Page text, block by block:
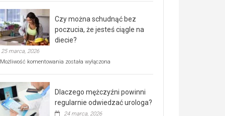
bezpłatna
akcja
profilaktyczna
w
już
kwietnia!
Czy można schudnąć bez
poczucia, że jesteś ciągle na
diecie?
25 marca, 2026
Możliwość komentowania Czy
poczucia,
że
została wyłączona
Dlaczego mężczyźni powinni
regularnie odwiedzać urologa?
24 marca, 2026